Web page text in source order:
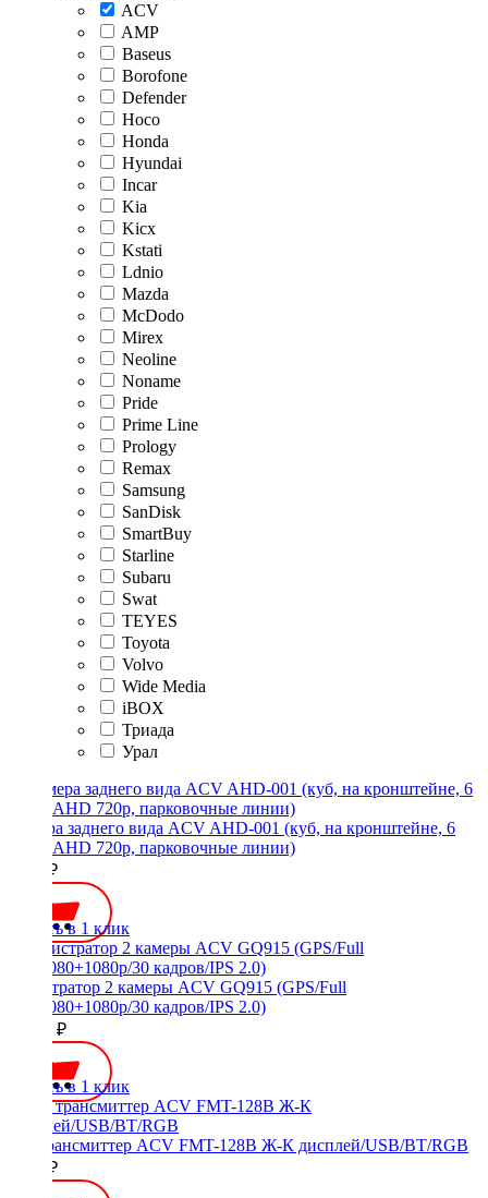
ACV
AMP
Baseus
Borofone
Defender
Hoco
Honda
Hyundai
Incar
Kia
Kicx
Kstati
Ldnio
Mazda
McDodo
Mirex
Neoline
Noname
Pride
Prime Line
Prology
Remax
Samsung
SanDisk
SmartBuy
Starline
Subaru
Swat
TEYES
Toyota
Volvo
Wide Media
iBOX
Триада
Урал
Камера заднего вида ACV AHD-001 (куб, на кронштейне, 6
линз, AHD 720p, парковочные линии)
2500 ₽
Купить в 1 клик
Регистратор 2 камеры ACV GQ915 (GPS/Full
HD/1080+1080p/30 кадров/IPS 2.0)
13990 ₽
Купить в 1 клик
FM трансмиттер ACV FMT-128B Ж-К дисплей/USB/BT/RGB
1150 ₽